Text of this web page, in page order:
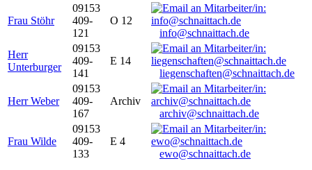
Frau Stöhr
09153
409-
121
O 12
info@schnaittach.de
Herr
Unterburger
09153
409-
141
E 14
liegenschaften@schnaittach.de
Herr Weber
09153
409-
167
Archiv
archiv@schnaittach.de
Frau Wilde
09153
409-
133
E 4
ewo@schnaittach.de